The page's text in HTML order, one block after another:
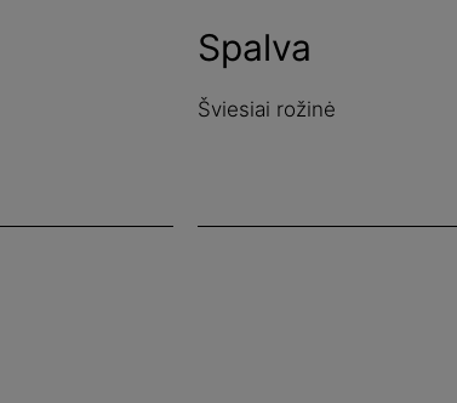
Spalva
Šviesiai rožinė